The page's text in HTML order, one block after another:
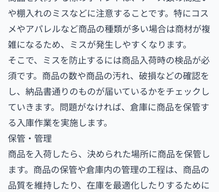
や棚入れのミスなどに注意することです。特にコス
メやアパレルなど商品の種類が多い場合は商材が複
雑になるため、ミスが発生しやすくなります。
そこで、ミスを防止するには商品入荷時の検品が必
須です。商品の数や商品の汚れ、破損などの確認を
し、納品書通りのものが届いているかをチェックし
ていきます。問題がなければ、倉庫に商品を保管す
る入庫作業を実施します。
保管・管理
商品を入荷したら、決められた場所に商品を保管し
ます。商品の保管や倉庫内の管理の工程は、商品の
品質を維持したり、在庫を最適化したりするために